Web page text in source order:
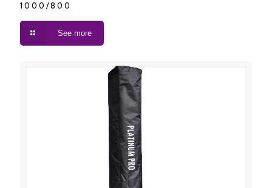
1000/800
See more